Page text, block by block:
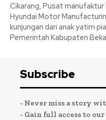
Cikarang, Pusat manufaktur
Hyundai Motor
kunjungan dari anak yatim
Pemerintah Kabupaten
Subscribe
- Never miss a story
- Gain full access to